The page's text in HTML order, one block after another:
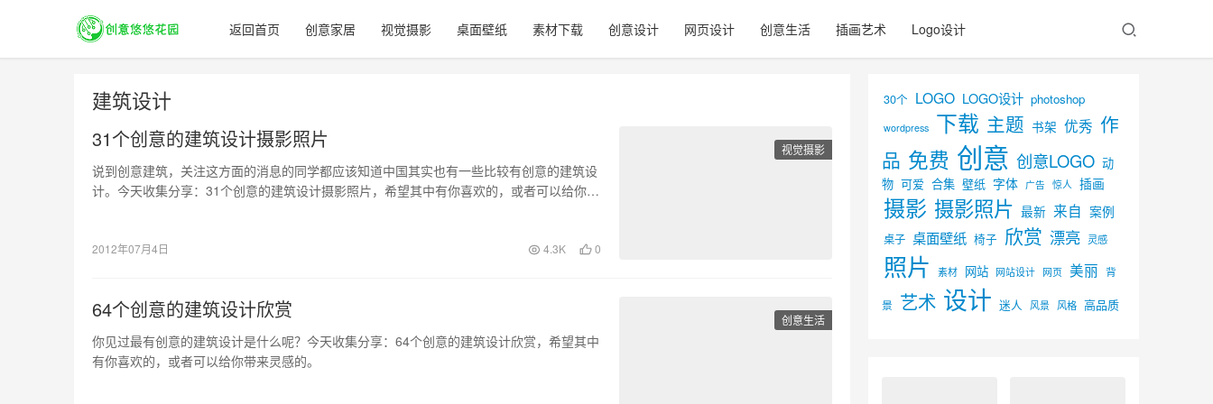
返回首页 创意家居 视觉摄影 桌面壁纸 素材下载 创意设计 网页设计 创意生活 插画艺术 Logo设计
建筑设计
视觉摄影
31个创意的建筑设计摄影照片
说到创意建筑，关注这方面的消息的同学都应该知道中国其实也有一些比较有创意的建筑设
计。今天收集分享：31个创意的建筑设计摄影照片，希望其中有你喜欢的，或者可以给你带
2012年07月4日 4.3K 0
创意生活
64个创意的建筑设计欣赏
你见过最有创意的建筑设计是什么呢？今天收集分享：64个创意的建筑设计欣赏，希望其中
有你喜欢的，或者可以给你带来灵感的。
30个 LOGO LOGO设计 photoshop
wordpress 下载 主题 书架 优秀 作
品 免费 创意 创意LOGO 动
物 可爱 合集 壁纸 字体 广告 惊人 插画
摄影 摄影照片 最新 来自 案例
桌子 桌面壁纸 椅子 欣赏 漂亮 灵感
照片 素材 网站 网站设计 网页 美丽 背
景 艺术 设计 迷人 风景 风格 高品质